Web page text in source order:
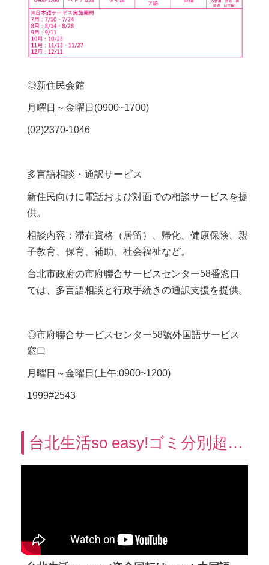
◎新住民会館
月曜日～金曜日(0900~1700)
(02)2370-1046
多言語相談・通訳サービス
新住民向けに電話および対面での相談サービスを提
供。
相談内容：滞在資格（居留）、帰化、健康保険、親
子教育、保育、補助、社会福祉など。
台北市政府の市府聯合サービスセンター58番窓口
では、多言語相談と行政手続きの通訳支援を提供。
◎市府聯合サービスセンター58號外国語サービス
窓口
月曜日～金曜日(上午:0900~1200)
1999#2543
台北生活so easy!ゴミ分別超easy!